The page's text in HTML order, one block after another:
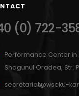
(0) 722-
Performance Center in
Shogunul Oradea, Str.
secretariat@wseku-